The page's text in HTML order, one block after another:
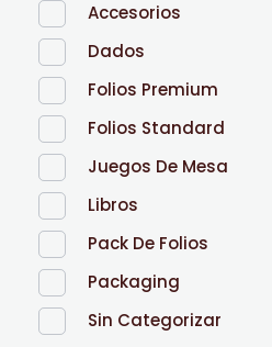
Accesorios
Dados
Folios Premium
Folios Standard
Juegos De Mesa
Libros
Pack De Folios
Packaging
Sin Categorizar